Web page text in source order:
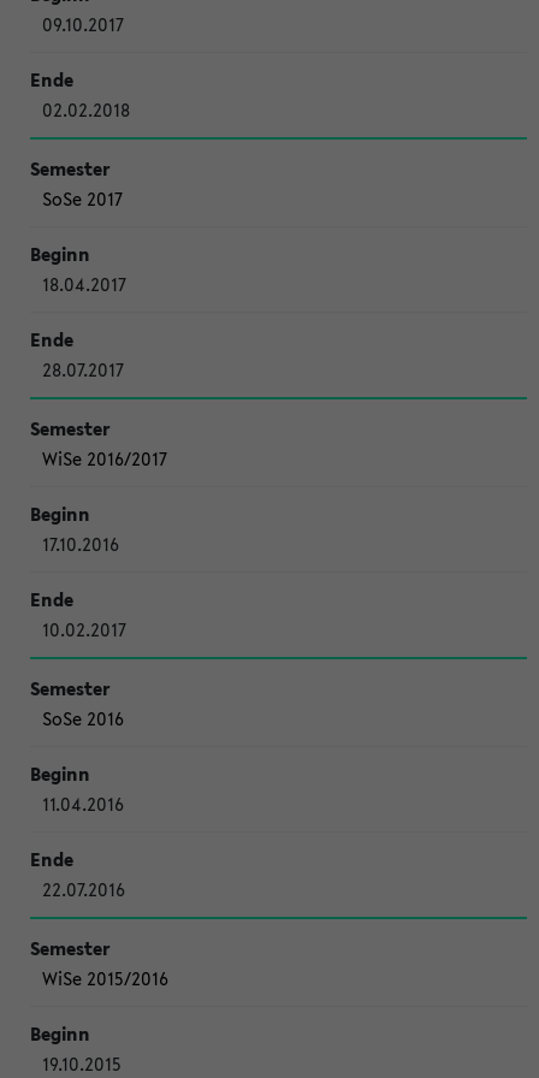
09.10.2017
02.02.2018
SoSe 2017
18.04.2017
28.07.2017
WiSe 2016/2017
17.10.2016
10.02.2017
SoSe 2016
11.04.2016
22.07.2016
WiSe 2015/2016
19.10.2015